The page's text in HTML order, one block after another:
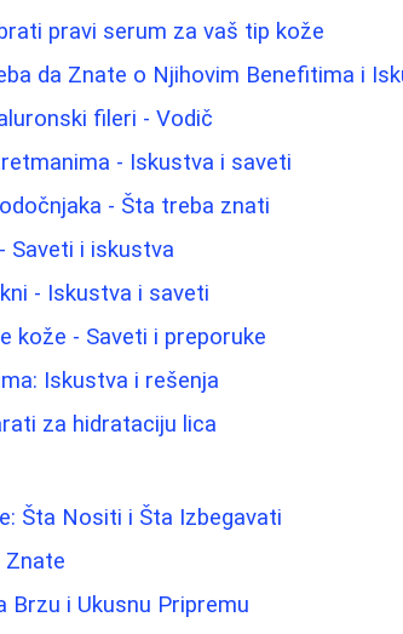
pravi serum za vaš tip kože
da Znate o Njihovim Benefitima i
fileri - Vodič
- Iskustva i saveti
- Šta treba znati
Saveti i iskustva
- Iskustva i saveti
kože - Saveti i preporuke
Iskustva i rešenja
za hidrataciju lica
Šta Nositi i Šta Izbegavati
Znate
Brzu i Ukusnu Pripremu